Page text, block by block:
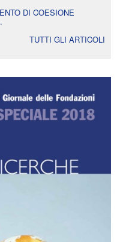
DI COESIONE
TUTTI GLI ARTICOLI